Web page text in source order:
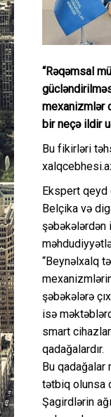
“Rəqəmsal
mexanizmlər
bir neçə ildir
Bu fikirləri
Ekspert qeyd
Belçika və
“Beynəlxalq
şəbəkələrə
isə
smart
qadağalardır.
Bu
tətbiq olunsa
Şagirdlərin